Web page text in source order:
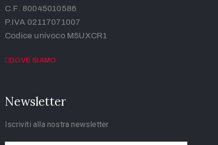
C.F. 80045010586
P.IVA 02117071007
Codice univoco M5UXCR1
DOVE SIAMO
Newsletter
Iscriviti alla nostra newsletter